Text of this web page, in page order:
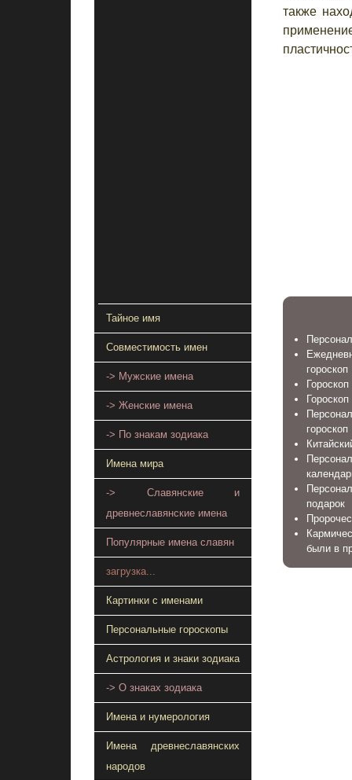
также
гороскоп
гороскоп
подарок
были в
Тайное имя
Совместимость имен
-> Мужские имена
-> Женские имена
-> По знакам зодиака
Имена мира
-> Славянские и
древнеславянские имена
Популярные имена славян
загрузка...
Картинки с именами
Персональные гороскопы
Астрология и знаки зодиака
-> О знаках зодиака
Имена и нумерология
Имена древнеславянских
народов